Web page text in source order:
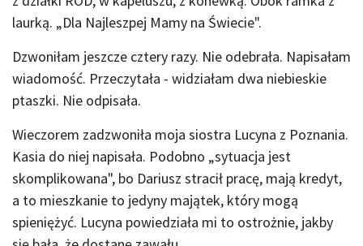
laurką. „Dla Najleszpej Mamy na Świecie".
Dzwoniłam jeszcze cztery razy. Nie odebrała. Napisałam
wiadomość. Przeczytała - widziałam dwa niebieskie
ptaszki. Nie odpisała.
Wieczorem zadzwoniła moja siostra Lucyna z Poznania.
Kasia do niej napisała. Podobno „sytuacja jest
skomplikowana", bo Dariusz stracił pracę, mają kredyt,
a to mieszkanie to jedyny majątek, który mogą
spieniężyć. Lucyna powiedziała mi to ostrożnie, jakby